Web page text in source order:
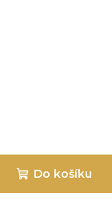
Do košíku